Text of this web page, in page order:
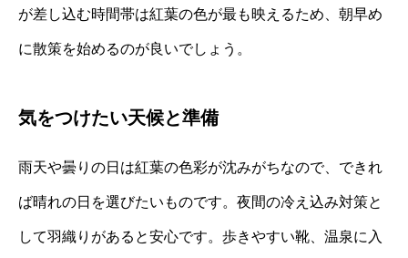
が差し込む時間帯は紅葉の色が最も映えるため、朝早め
に散策を始めるのが良いでしょう。
気をつけたい天候と準備
雨天や曇りの日は紅葉の色彩が沈みがちなので、できれ
ば晴れの日を選びたいものです。夜間の冷え込み対策と
して羽織りがあると安心です。歩きやすい靴、温泉に入